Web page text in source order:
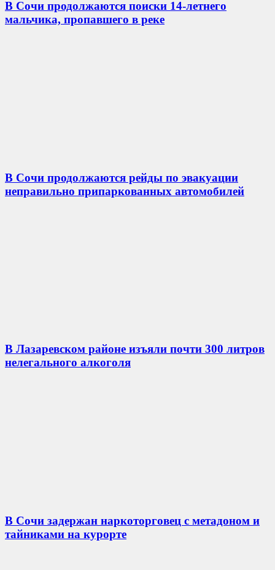
В Сочи продолжаются поиски 14-летнего
мальчика, пропавшего в реке
В Сочи продолжаются рейды по эвакуации
неправильно припаркованных автомобилей
В Лазаревском районе изъяли почти 300 литров
нелегального алкоголя
В Сочи задержан наркоторговец с метадоном и
тайниками на курорте